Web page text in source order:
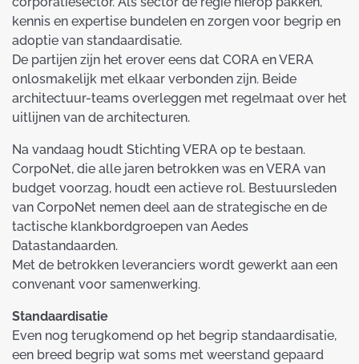
kennis en expertise bundelen en zorgen voor begrip en
adoptie van standaardisatie.
De partijen zijn het erover eens dat CORA en VERA
onlosmakelijk met elkaar verbonden zijn. Beide
architectuur-teams overleggen met regelmaat over het
uitlijnen van de architecturen.
Na vandaag houdt Stichting VERA op te bestaan.
CorpoNet, die alle jaren betrokken was en VERA van
budget voorzag, houdt een actieve rol. Bestuursleden
van CorpoNet nemen deel aan de strategische en de
tactische klankbordgroepen van Aedes
Datastandaarden.
Met de betrokken leveranciers wordt gewerkt aan een
convenant voor samenwerking.
Standaardisatie
Even nog terugkomend op het begrip standaardisatie,
een breed begrip wat soms met weerstand gepaard